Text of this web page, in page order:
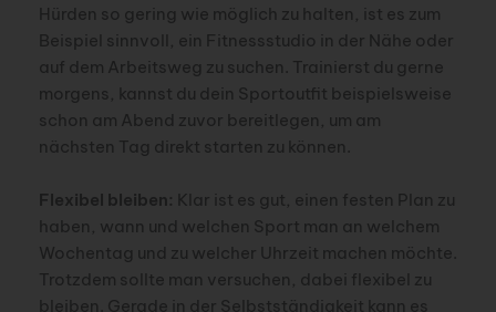
Hürden so gering wie möglich zu halten, ist es zum
Beispiel sinnvoll, ein Fitnessstudio in der Nähe oder
auf dem Arbeitsweg zu suchen. Trainierst du gerne
morgens, kannst du dein Sportoutfit beispielsweise
schon am Abend zuvor bereitlegen, um am
nächsten Tag direkt starten zu können.
Flexibel bleiben: Klar ist es gut, einen festen Plan zu
haben, wann und welchen Sport man an welchem
Wochentag und zu welcher Uhrzeit machen möchte.
Trotzdem sollte man versuchen, dabei flexibel zu
bleiben. Gerade in der Selbstständigkeit kann es